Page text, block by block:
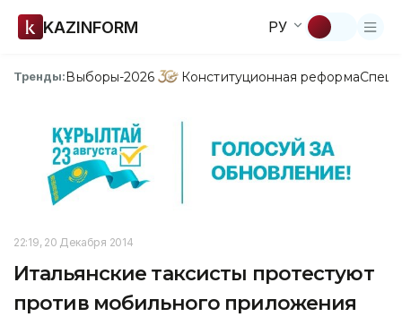
KAZINFORM РУ
Тренды:Выборы-2026 Конституционная реформа
22:19, 20 Декабря 2014
Итальянские таксисты протестуют
против мобильного приложения